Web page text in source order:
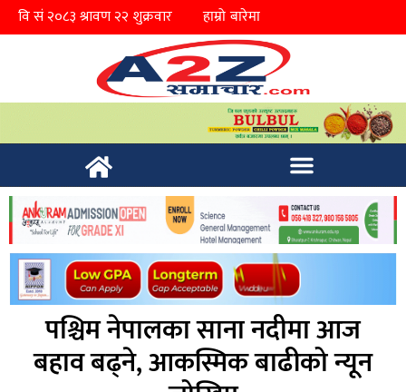
हाम्रो बारेमा
पश्चिम नेपालका साना नदीमा आज
बहाव बढ्ने, आकस्मिक बाढीको न्यून